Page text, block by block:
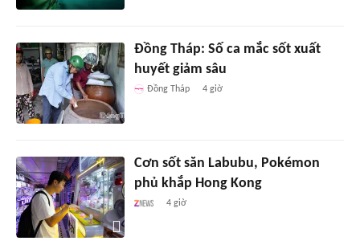
Đồng Tháp: Số ca mắc sốt xuất
huyết giảm sâu
Đồng Tháp 4 giờ
Cơn sốt săn Labubu, Pokémon
phủ khắp Hong Kong
4 giờ